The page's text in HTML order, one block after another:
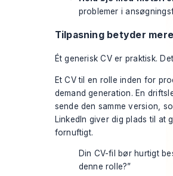
problemer i
Tilpasning betyder
Ét generisk CV er praktisk.
Et CV til en rolle inden for
demand generation. En
sende den samme version,
LinkedIn giver dig plads til at
fornuftigt.
Din CV-fil bør hurtigt
denne rolle?”